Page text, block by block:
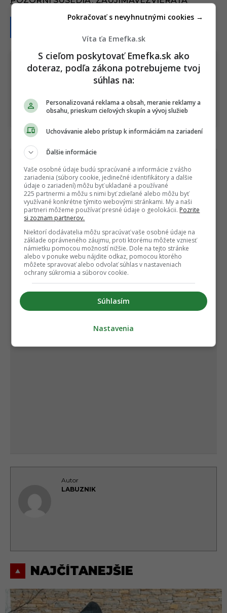
a
i
Sledujte nás na Google Správy
Nenechajte si ujsť žiadne dôležité novinky.
☆Sledovať
Autor
LABUZNIK
NAJČÍTANEJŠIE
Víta ťa Emefka.sk
S cieľom poskytovať Emefka.sk ako
doteraz, podľa zákona potrebujeme tvoj
súhlas na:
Personalizovaná reklama a obsah, meranie reklamy a
obsahu, prieskum cieľových skupín a vývoj služieb
Uchovávanie alebo prístup k informáciám na zariadení
Ďalšie informácie
Vaše osobné údaje budú spracúvané a informácie z vášho
zariadenia (súbory cookie, jedinečné identifikátory a ďalšie
údaje o zariadení) môžu byť ukladané a používané
225 partnermi a môžu s nimi byť zdieľané alebo môžu byť
využívané konkrétne týmito webovými stránkami. My a naši
partneri môžeme používať presné údaje o geolokácii. Pozrite
si zoznam partnerov.
Niektorí dodávatelia môžu spracúvať vaše osobné údaje na
základe oprávneného záujmu, proti ktorému môžete vzniesť
námietku pomocou možností nižšie. Dole na tejto stránke
alebo v ponuke webu nájdite odkaz, pomocou ktorého
môžete spravovať alebo odvolať súhlas v nastaveniach
ochrany súkromia a súborov cookie.
Súhlasím
Pokračovať s nevyhnutnými cookies →
Nastavenia